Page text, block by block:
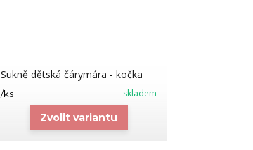
Sukně dětská čárymára - kočka
/ks skladem
Zvolit variantu